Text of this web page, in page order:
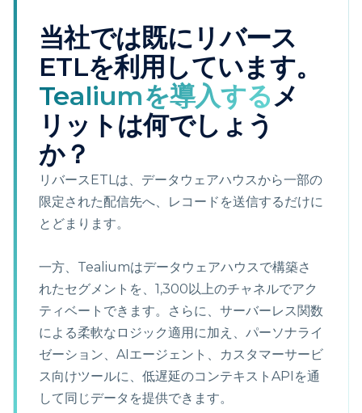
当社では既にリバース
ETLを利用しています。
Tealiumを導入するメ
リットは何でしょう
か？
リバースETLは、データウェアハウスから一部の
限定された配信先へ、レコードを送信するだけに
とどまります。
一方、Tealiumはデータウェアハウスで構築さ
れたセグメントを、1,300以上のチャネルでアク
ティベートできます。さらに、サーバーレス関数
による柔軟なロジック適用に加え、パーソナライ
ゼーション、AIエージェント、カスタマーサービ
ス向けツールに、低遅延のコンテキストAPIを通
して同じデータを提供できます。